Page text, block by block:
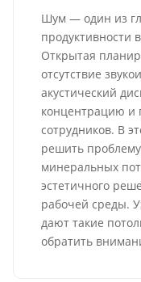
Шум — один из
продуктивности
Открытая
отсутствие
акустический
концентрацию и
сотрудников. В
решить
минеральных
эстетичного
рабочей среды.
дают такие
обратить